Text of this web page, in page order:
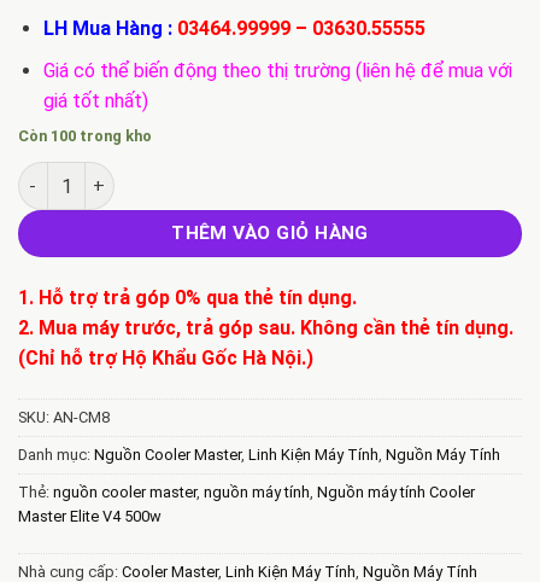
LH Mua Hàng : 03464.99999– 03630.55555
Giá có thể biến động theo thị trường (liên hệ để mua với
giá tốt nhất)
Còn 100 trong kho
Bán Nguồn máy tính Cooler Master Elite V4 500w số lượng
THÊM VÀO GIỎ HÀNG
1. Hỗ trợ trả góp 0% qua thẻ tín dụng.
2. Mua máy trước, trả góp sau. Không cần thẻ tín dụng.
(Chỉ hỗ trợ Hộ Khẩu Gốc Hà Nội.)
SKU: AN-CM8
Danh mục: Nguồn Cooler Master, Linh Kiện Máy Tính Nguồn Máy Tính
Thẻ: nguồn cooler master, nguồn máy tính Nguồn máy tính Cooler
Master Elite V4 500w
Nhà cung cấp: Cooler Master, Linh Kiện Máy Tính Nguồn Máy Tính